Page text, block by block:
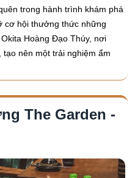
trong hành trình khám phá
cơ hội thưởng thức những
Hoàng Đạo Thúy, nơi
nên một trải nghiệm ẩm
The Garden -